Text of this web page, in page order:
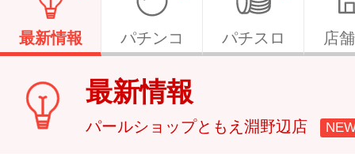
最新情報 パチンコ パチスロ 店
最新情報
​パールショップともえ淵野辺店